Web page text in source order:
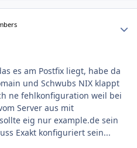
es am Postfix liegt, habe da
und Schwubs NIX klappt
ne fehlkonfiguration weil bei
Server aus mit
eig nur example.de sein
Exakt konfiguriert sein...